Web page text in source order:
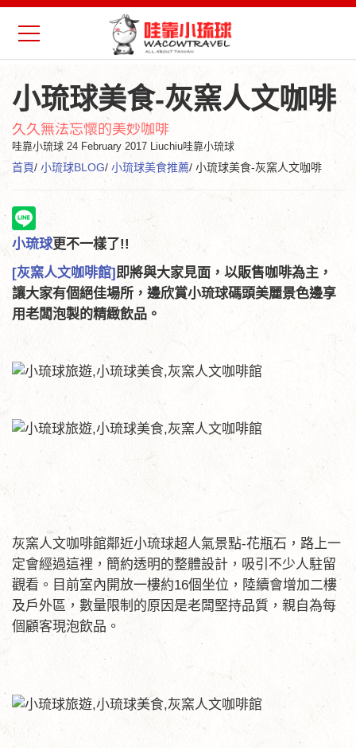
小琉球美食-灰窯人文咖啡
久久無法忘懷的美妙咖啡
哇靠小琉球 24 February 2017 Liuchiu哇靠小琉球
首頁/ 小琉球BLOG/ 小琉球美食推薦/ 小琉球美食-灰窯人文咖啡
小琉球更不一樣了!!
[灰窯人文咖啡館]即將與大家見面，以販售咖啡為主，
讓大家有個絕佳場所，邊欣賞小琉球碼頭美麗景色邊享
用老闆泡製的精緻飲品。
灰窯人文咖啡館鄰近小琉球超人氣景點-花瓶石，路上一
定會經過這裡，簡約透明的整體設計，吸引不少人駐留
觀看。目前室內開放一樓約16個坐位，陸續會增加二樓
及戶外區，數量限制的原因是老闆堅持品質，親自為每
個顧客現泡飲品。